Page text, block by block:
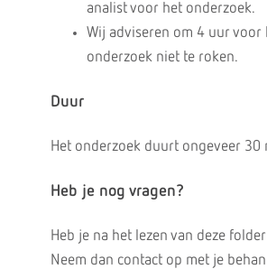
analist voor het onderzoek.
Wij adviseren om 4 uur voor
onderzoek niet te roken.
Duur
Het onderzoek duurt ongeveer 30
Heb je nog vragen?
Heb je na het lezen van deze
Neem dan contact op met je